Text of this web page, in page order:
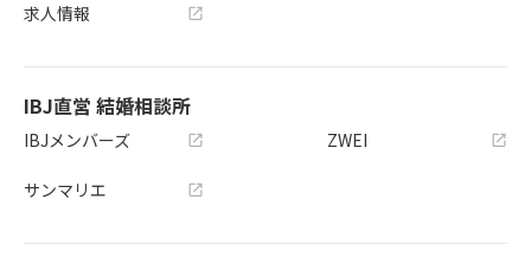
求人情報
IBJ直営 結婚相談所
IBJメンバーズ
サンマリエ
ZWEI